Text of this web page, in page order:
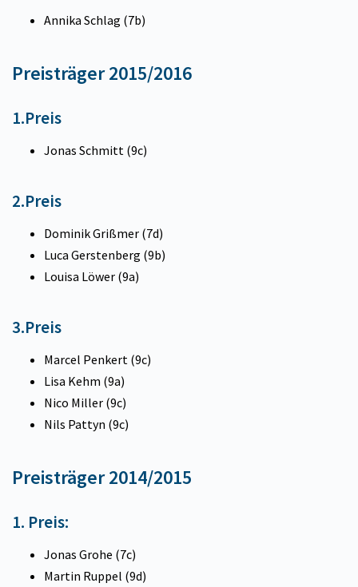
Annika Schlag (7b)
Preisträger 2015/2016
1.Preis
Jonas Schmitt (9c)
2.Preis
Dominik Grißmer (7d)
Luca Gerstenberg (9b)
Louisa Löwer (9a)
3.Preis
Marcel Penkert (9c)
Lisa Kehm (9a)
Nico Miller (9c)
Nils Pattyn (9c)
Preisträger 2014/2015
1. Preis:
Jonas Grohe (7c)
Martin Ruppel (9d)